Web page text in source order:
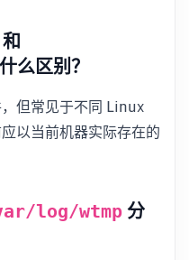
和
么区别？
但常见于不同 Linux
以当前机器实际存在的
log/wtmp 分